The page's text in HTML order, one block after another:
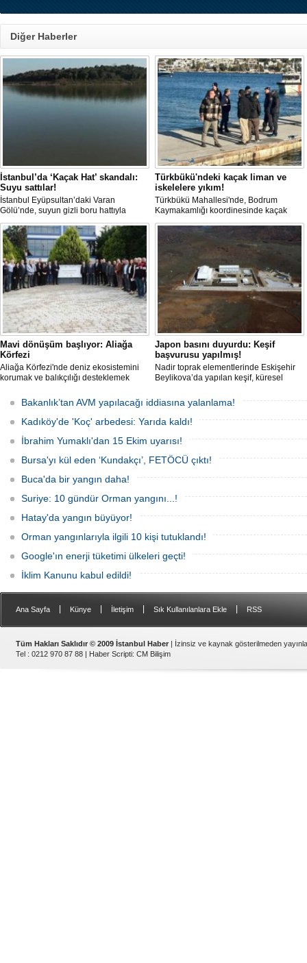
Diğer Haberler
İstanbul’da ‘Kaçak Hat’ skandalı:
Suyu sattılar!
İstanbul Eyüpsultan’daki Varan
Gölü’nde, suyun gizli boru hattıyla
çekilip tankerlere aktarıldığı öne
sürüldü. Hattın izini süren vatandaşlar,
yaklaşık 3 kilometrelik kaçak düzenek
kurulduğunu iddia etti.
Türkbükü'ndeki kaçak liman ve
iskelelere yıkım!
Türkbükü Mahallesi'nde, Bodrum
Kaymakamlığı koordinesinde kaçak
liman ve iskelelere yönelik yıkım
çalışması başlatıldı.
Mavi dönüşüm başlıyor: Aliağa
Körfezi
Aliağa Körfezi'nde deniz ekosistemini
korumak ve balıkçılığı desteklemek
Japon basını duyurdu: Keşif
başvurusu yapılmış!
Nadir toprak elementlerinde Eskişehir
Beylikova’da yapılan keşif, küresel
yeni bir hamle geldi.
Bakanlık’tan AVM yapılacağı iddiasına yalanlama!
Kadıköy'de 'Koç' arbedesi: Yarıda kaldı!
İbrahim Yumaklı'dan 15 Ekim uyarısı!
Bursa'yı kül eden ‘Kundakçı’, FETÖCÜ çıktı!
Buca'da bir yangın daha!
Suriye: 10 gündür Orman yangını...!
Hatay'da yangın büyüyor!
Orman yangınlarıyla ilgili 10 kişi tutuklandı!
Google'ın enerji tüketimi ülkeleri geçti!
İklim Kanunu kabul edildi!
Ana Sayfa Künye İletişim Sık Kullanılanlara Ekle RSS
Tüm Hakları Saklıdır © 2009 İstanbul Haber | İzinsiz ve kaynak gösterilmeden
Tel : 0212 970 87 88 | Haber Scripti: CM Bilişim